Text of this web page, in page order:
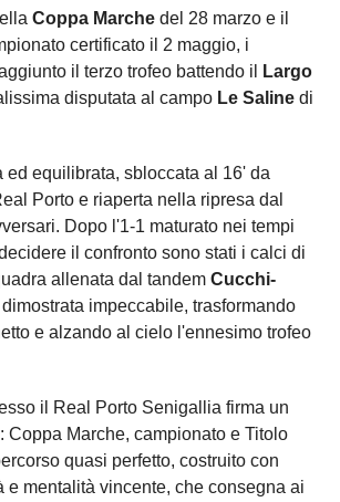
Coppa Marche del 28 marzo e il
certificato il 2 maggio, i
il terzo trofeo battendo il
Largo
disputata al campo Le Saline di
ed equilibrata, sbloccata al 16' da
Porto e riaperta nella ripresa dal
Dopo l'1-1 maturato nei tempi
il confronto sono stati i calci di
allenata dal tandem Cucchi-
impeccabile, trasformando
e alzando al cielo l'ennesimo trofeo
il Real Porto Senigallia firma un
: Coppa Marche, campionato e Titolo
quasi perfetto, costruito con
e mentalità vincente, che consegna ai